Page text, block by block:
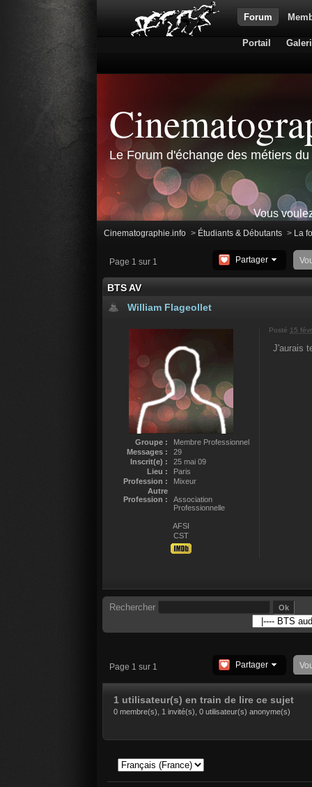
Forum
Portail
Le Forum d'échange des métiers
Vous
Cinematographie.info > Étudiants & Débutants > La
Page 1 sur 1 Partager
BTS AV
William Flageollet
Groupe :
Membre Professionnel
Messages :
29
Inscrit(e) :
25 mai 09
Lieu :
Paris
Profession :
Mixeur
Autre
Profession :
Association
Professionnelle
AFSI
CST
Posté 15
J'aurais
Rechercher
Page 1 sur 1 Partager
1 utilisateur(s) en train de lire ce sujet
0 membre(s), 1 invité(s), 0 utilisateur(s) anonyme(s)